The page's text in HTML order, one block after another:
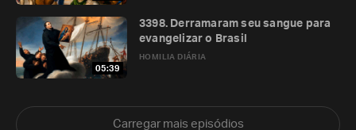
05:39
HOMILIA DIÁRIA
3398. Derramaram seu sangue para
evangelizar o Brasil
Carregar mais episódios